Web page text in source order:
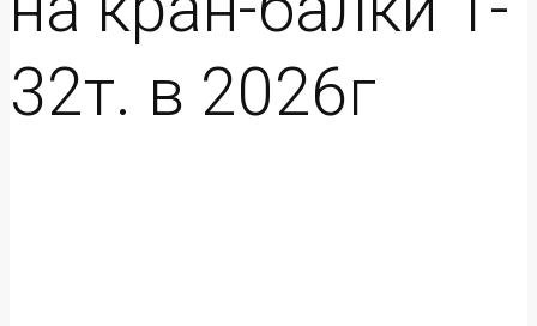
32т. в 2026г